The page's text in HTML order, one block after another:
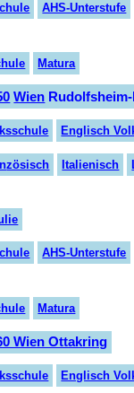
AHS-Unterstufe
Matura
Wien
Englisch
zösisch Italienisch
AHS-Unterstufe
Matura
Wien Ottakring
Englisch